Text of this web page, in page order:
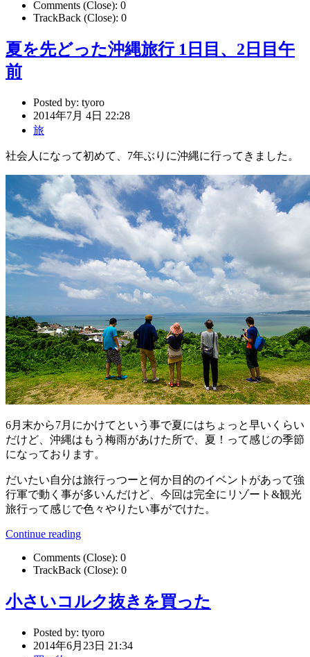
Comments (Close): 0
TrackBack (Close): 0
夏を先どった沖縄旅行 1日目、2日目午
前
Posted by: tyoro
2014年7月 4日 22:28
旅
社会人になって初めて、7年ぶりに沖縄に行ってきました。
6月末から7月にかけてという事で夏にはちょっと早いくらい
だけど、沖縄はもう梅雨があけた所で、夏！って感じの季節
になっております。
だいたい自分は旅行っつーと何か目的のイベントがあって強
行軍で動く事が多いんだけど、今回は完全にリゾート&観光
旅行って感じで色々やりたい事がでけた。
Continue reading
Comments (Close): 0
TrackBack (Close): 0
小さいコルク抜きを買った
Posted by: tyoro
2014年6月23日 21:34